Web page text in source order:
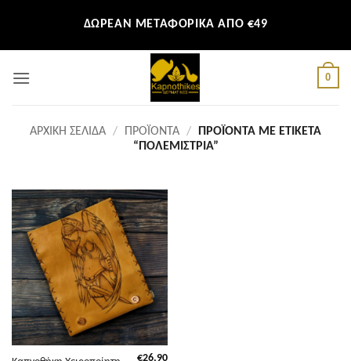
περιεχόμενο
ΔΩΡΕΑΝ ΜΕΤΑΦΟΡΙΚΑ ΑΠΟ €49
0
ΑΡΧΙΚΉ ΣΕΛΊΔΑ / ΠΡΟΪΌΝΤΑ /
ΠΡΟΪΌΝΤΑ ΜΕ ΕΤΙΚΈΤΑ
“ΠΟΛΕΜΊΣΤΡΙΑ”
€26,90